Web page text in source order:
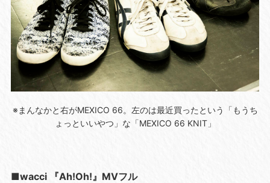
※まんなかと右がMEXICO 66。左のは最近買ったという「もうち
ょっといいやつ」な「MEXICO 66 KNIT」
■wacci 『Ah!Oh!』MVフル